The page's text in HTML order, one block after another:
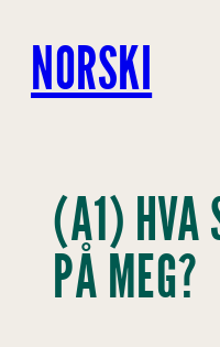
innhold
NORSKI
(A1) HVA
PÅ MEG?